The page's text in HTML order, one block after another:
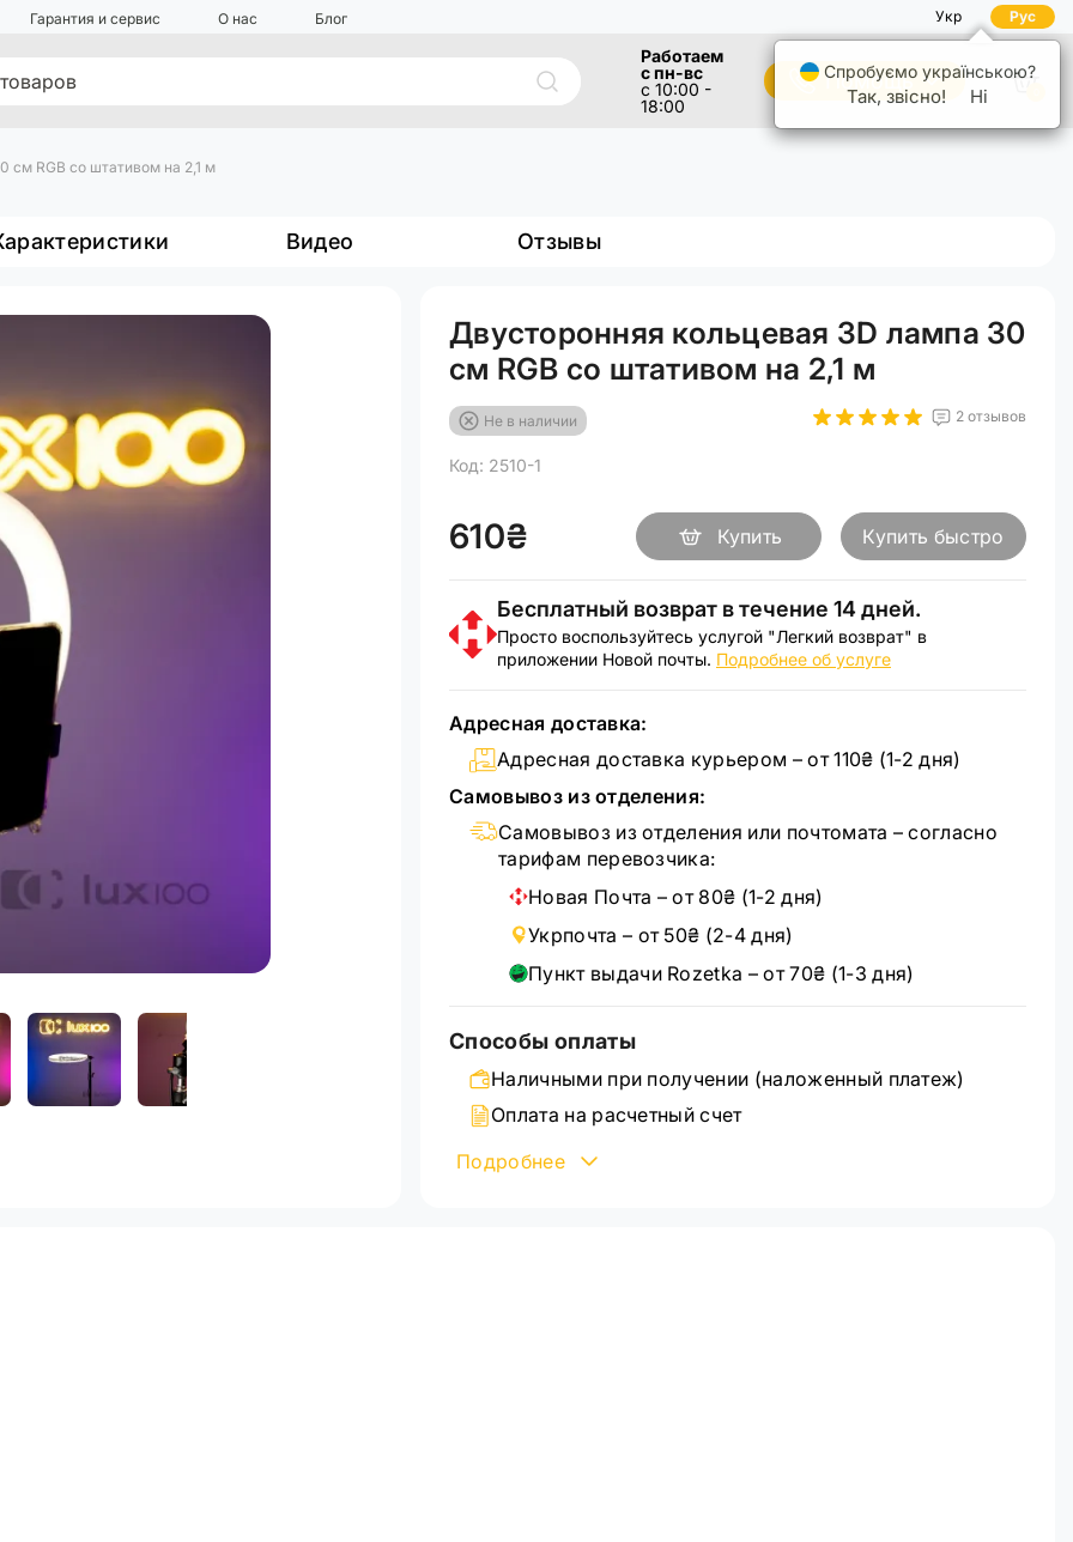
Гарантия и сервис О нас Блог Укр Рус
Работаем
с пн-вс
с 10:00 -
18:00
Помощь
см RGB со штативом на 2,1 м
Видео Отзывы
Двусторонняя кольцевая 3D лампа 30
см RGB со штативом на 2,1 м
Не в наличии 2 отзывов
Код: 2510-1
610₴ Купить Купить быстро
Бесплатный возврат в течение 14 дней.
Просто воспользуйтесь услугой "Легкий возврат" в
приложении Новой почты. Подробнее об услуге
Адресная доставка:
Адресная доставка курьером – от 110₴ (1-2 дня)
Самовывоз из отделения:
Самовывоз из отделения или почтомата – согласно
тарифам перевозчика:
Новая Почта – от 80₴ (1-2 дня)
Укрпочта – от 50₴ (2-4 дня)
Пункт выдачи Rozetka – от 70₴ (1-3 дня)
Способы оплаты
Наличными при получении (наложенный платеж)
Оплата на расчетный счет
Банковская карта Visa/MasterCard через WayForPay
Подробнее
Спробуємо українською?
Так, звісно! Ні